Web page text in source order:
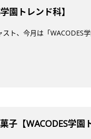
園トレンド科】
ト、今月は「WACODES
【WACODES学園